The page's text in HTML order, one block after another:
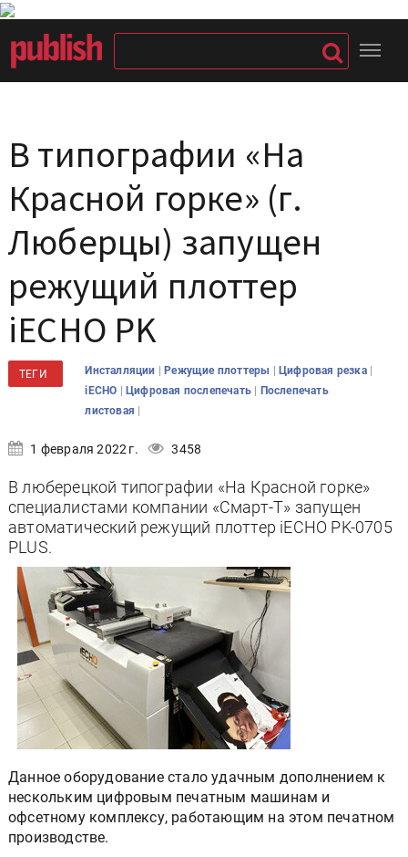
В типографии «На
Красной горке» (г.
Люберцы) запущен
режущий плоттер
iECHO PK
ТЕГИ Инсталляции |Режущие плоттеры |Цифровая резка |
iECHO | Цифровая послепечать | Послепечать
листовая |
1 февраля 2022 г. 3458
В люберецкой типографии «На Красной горке»
специалистами компании «Смарт-Т» запущен
автоматический режущий плоттер iECHO PK-0705
PLUS.
Данное оборудование стало удачным дополнением к
нескольким цифровым печатным машинам и
офсетному комплексу, работающим на этом печатном
производстве.